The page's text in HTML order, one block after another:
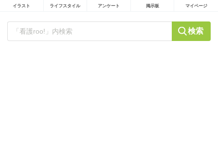
イラスト ライフスタイル アンケート 掲示板 マイページ
検索